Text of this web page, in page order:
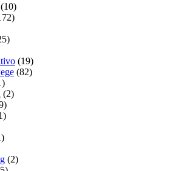
(10)
(19)
(82)
(2)
(2)